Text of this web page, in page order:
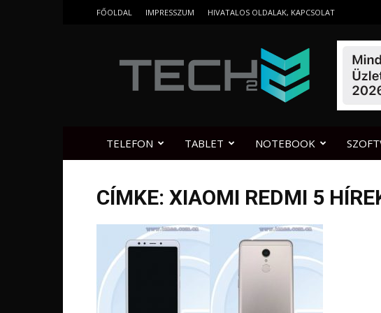
FŐOLDAL IMPRESSZUM HIVATALOS OLDALAK, KAPCSOLAT
TELEFON TABLET NOTEBOOK
CÍMKE: XIAOMI REDMI 5